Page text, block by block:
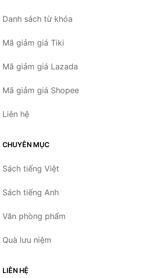
Danh sách từ khóa
Mã giảm giá Tiki
Mã giảm giá Lazada
Mã giảm giá Shopee
Liên hệ
CHUYÊN MỤC
Sách tiếng Việt
Sách tiếng Anh
Văn phòng phẩm
Quà lưu niệm
LIÊN HỆ